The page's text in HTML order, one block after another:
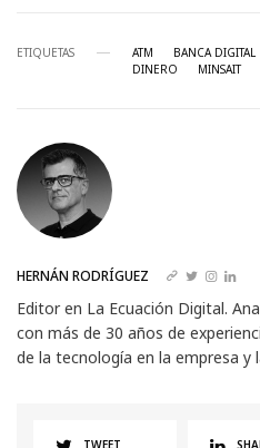
ETIQUETAS ATM BANCA DIGITAL
DINERO
MINSAIT
HERNÁN RODRÍGUEZ
Editor en La Ecuación Digital.
con más de 30 años de
de la tecnología en la empresa y